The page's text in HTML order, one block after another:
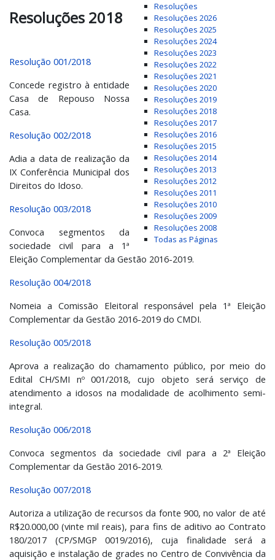
Resoluções
Resoluções 2026
Resoluções 2025
Resoluções 2024
Resoluções 2023
Resoluções 2022
Resoluções 2021
Resoluções 2020
Resoluções 2019
Resoluções 2018
Resoluções 2017
Resoluções 2016
Resoluções 2015
Resoluções 2014
Resoluções 2013
Resoluções 2012
Resoluções 2011
Resoluções 2010
Resoluções 2009
Resoluções 2008
Todas as Páginas
Resoluções 2018
Resolução 001/2018
Concede registro à entidade
Casa de Repouso Nossa
Casa.
Resolução 002/2018
Adia a data de realização da
IX Conferência Municipal dos
Direitos do Idoso.
Resolução 003/2018
Convoca segmentos da
sociedade civil para a 1ª
Eleição Complementar da Gestão 2016-2019.
Resolução 004/2018
Nomeia a Comissão Eleitoral responsável pela 1ª Eleição
Complementar da Gestão 2016-2019 do CMDI.
Resolução 005/2018
Aprova a realização do chamamento público, por meio do
Edital CH/SMI nº 001/2018, cujo objeto será serviço de
atendimento a idosos na modalidade de acolhimento semi-
integral.
Resolução 006/2018
Convoca segmentos da sociedade civil para a 2ª Eleição
Complementar da Gestão 2016-2019.
Resolução 007/2018
Autoriza a utilização de recursos da fonte 900, no valor de até
R$20.000,00 (vinte mil reais), para fins de aditivo ao Contrato
180/2017 (CP/SMGP 0019/2016), cuja finalidade será a
aquisição e instalação de grades no Centro de Convivência da